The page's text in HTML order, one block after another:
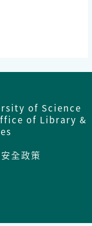
of Science
of Library &
全政策